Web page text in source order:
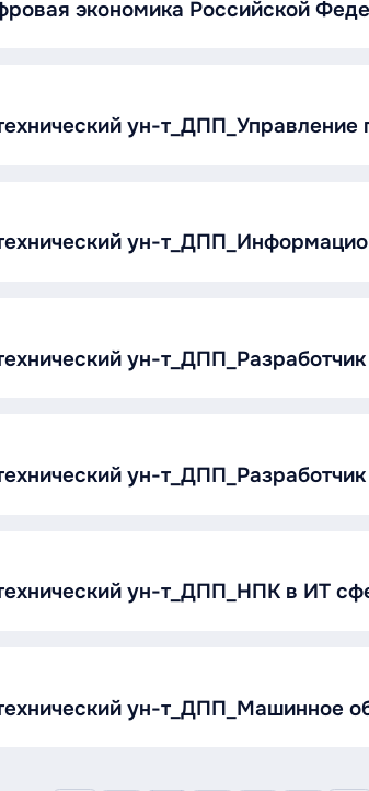
экономика Российской
ун-т_ДПП_Управление
ун-
ун-
ун-
ун-т_ДПП_НПК в ИТ
ун-т_ДПП_Машинное